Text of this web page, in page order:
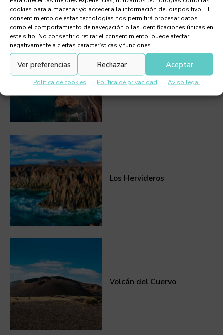
cookies para almacenar y/o acceder a la información del dispositivo. El
consentimiento de estas tecnologías nos permitirá procesar datos
como el comportamiento de navegación o las identificaciones únicas en
este sitio. No consentir o retirar el consentimiento, puede afectar
negativamente a ciertas características y funciones.
Aceptar
Rechazar
Ver preferencias
Política de cookies Política de privacidad Aviso legal
El Golfo
Los Hervideros
Volcán del Cuervo